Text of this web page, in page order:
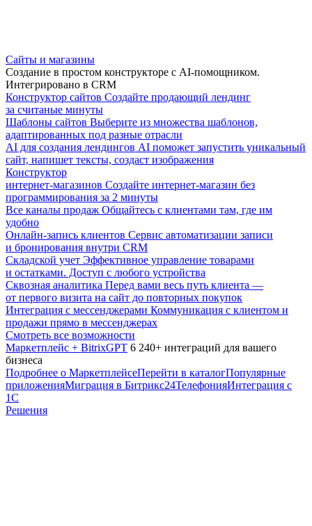
Сайты и магазины
Создание в простом конструкторе с AI-помощником.
Интегрировано в CRM
Конструктор сайтов Создайте продающий лендинг
за считаные минуты
Шаблоны сайтов Выберите из множества шаблонов,
адаптированных под разные отрасли
AI для создания лендингов AI поможет запустить уникальный
сайт, напишет тексты, создаст изображения
Конструктор
интернет-магазинов Создайте интернет-магазин без
программирования за 2 минуты
Все каналы продаж Общайтесь с клиентами там, где им
удобно
Онлайн-запись клиентов Сервис автоматизации записи
и бронирования внутри CRM
Складской учет Эффективное управление товарами
и остатками. Доступ с любого устройства
Сквозная аналитика Перед вами весь путь клиента —
от первого визита на сайт до повторных покупок
Интеграция с мессенджерами Коммуникация с клиентом и
продажи прямо в мессенджерах
Смотреть все возможности
Маркетплейс + BitrixGPT 6 240+ интеграций для вашего
бизнеса
Подробнее о МаркетплейсеПерейти в каталогПопулярные
приложенияМиграция в Битрикс24ТелефонияИнтеграция с
1С
Решения